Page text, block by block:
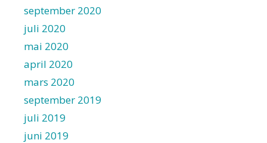
september 2020
juli 2020
mai 2020
april 2020
mars 2020
september 2019
juli 2019
juni 2019